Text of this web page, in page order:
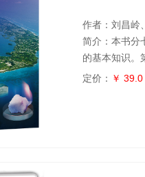
作者：刘昌岭
简介：本书分
的基本知识。
研究概况，包
定价： ￥ 39.0